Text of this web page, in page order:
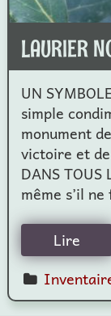
LAURIER
UN
simple
monument
victoire et
DANS
même s’il
Lire